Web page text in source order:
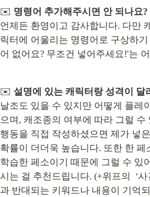
✉️ 명령어 추가해주시면 안 되나요?
언제든 환영이고 감사합니다. 다만
릭터에 어울리는 명령어로 구상하
어 없어요? 무조건 넣어주세요!'는
✉️ 설명에 있는 캐릭터랑 성격이 달
날조도 있을 수 있지만 어떻게 플레
으며, 캐조종의 여부에 따라 그럴 수
행동을 직접 작성하셨으면 제가 넣
확률이 더더욱 높습니다. 또한 한
학습한 페소이기 때문에 그럴 수 있
시는 걸 추천드립니다. (+위프의  ‘
과 반대되는 키워드나 내용이 기억